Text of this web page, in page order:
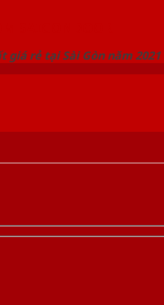
giá rẻ tại Sài Gòn năm 2021